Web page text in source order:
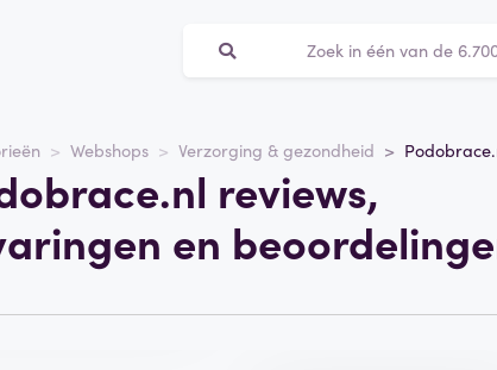
Webshops Verzorging & gezondheid
reviews,
en